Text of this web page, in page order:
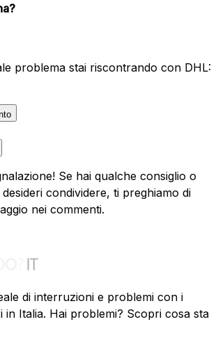
problema stai riscontrando con DHL:
Se hai qualche consiglio o
condividere, ti preghiamo di
nei commenti.
di interruzioni e problemi con i
in Italia. Hai problemi? Scopri cosa sta